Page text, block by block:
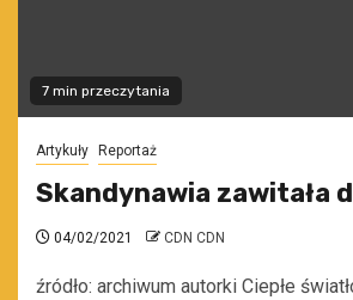
7 min przeczytania
Artykuły Reportaż
Skandynawia zawitała
04/02/2021 CDN CDN
źródło: archiwum autorki Ciepłe